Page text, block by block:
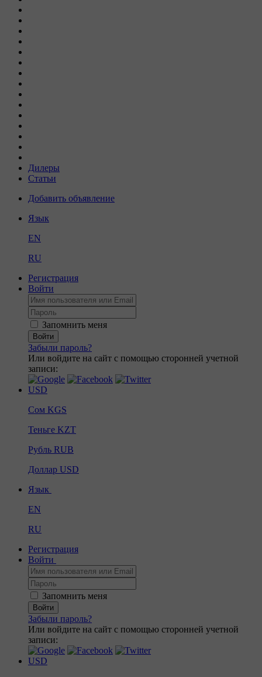
Дилеры
Статьи
Добавить объявление
Язык
EN
RU
Регистрация
Войти
Запомнить меня
Войти
Забыли пароль?
Или войдите на сайт с помощью сторонней учетной
записи:
USD
Сом KGS
Теньге KZT
Рубль RUB
Доллар USD
Язык
EN
RU
Регистрация
Войти
Запомнить меня
Войти
Забыли пароль?
Или войдите на сайт с помощью сторонней учетной
записи:
USD